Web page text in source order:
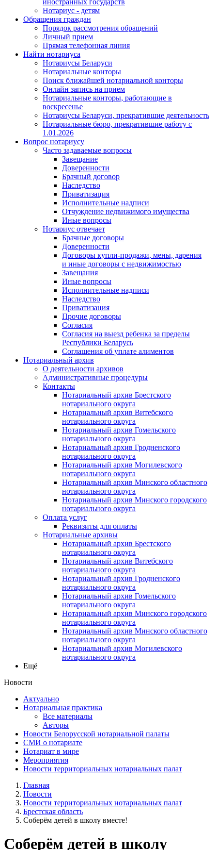
Нотариус - детям
Обращения граждан
Порядок рассмотрения обращений
Личный прием
Прямая телефонная линия
Найти нотариуса
Нотариусы Беларуси
Нотариальные конторы
Поиск ближайшей нотариальной конторы
Онлайн запись на прием
Нотариальные конторы, работающие в
воскресенье
Нотариусы Беларуси, прекратившие деятельность
Нотариальные бюро, прекратившие работу с
1.01.2026
Вопрос нотариусу
Часто задаваемые вопросы
Завещание
Доверенности
Брачный договор
Наследство
Приватизация
Исполнительные надписи
Отчуждение недвижимого имущества
Иные вопросы
Нотариус отвечает
Брачные договоры
Доверенности
Договоры купли-продажи, мены, дарения
и иные договоры с недвижимостью
Завещания
Иные вопросы
Исполнительные надписи
Наследство
Приватизация
Прочие договоры
Согласия
Согласия на выезд ребенка за пределы
Республики Беларусь
Соглашения об уплате алиментов
Нотариальный архив
О деятельности архивов
Административные процедуры
Контакты
Нотариальный архив Брестского
нотариального округа
Нотариальный архив Витебского
нотариального округа
Нотариальный архив Гомельского
нотариального округа
Нотариальный архив Гродненского
нотариального округа
Нотариальный архив Могилевского
нотариального округа
Нотариальный архив Минского областного
нотариального округа
Нотариальный архив Минского городского
нотариального округа
Оплата услуг
Реквизиты для оплаты
Нотариальные архивы
Нотариальный архив Брестского
нотариального округа
Нотариальный архив Витебского
нотариального округа
Нотариальный архив Гродненского
нотариального округа
Нотариальный архив Гомельского
нотариального округа
Нотариальный архив Минского городского
нотариального округа
Нотариальный архив Минского областного
нотариального округа
Нотариальный архив Могилевского
нотариального округа
Ещё
Новости
Актуально
Нотариальная практика
Все материалы
Авторы
Новости Белорусской нотариальной палаты
СМИ о нотариате
Нотариат в мире
Мероприятия
Новости территориальных нотариальных палат
Главная
Новости
Новости территориальных нотариальных палат
Брестская область
Соберём детей в школу вместе!
Соберём детей в школу